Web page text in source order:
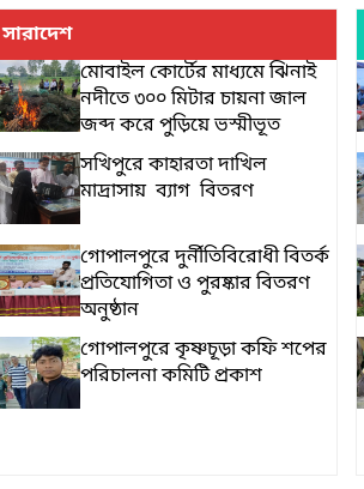
সারাদেশ
মোবাইল কোর্টের মাধ্যমে ঝিনাই
নদীতে ৩০০ মিটার চায়না জাল
জব্দ করে পুড়িয়ে ভস্মীভূত
সখিপুরে কাহারতা দাখিল
মাদ্রাসায় ব্যাগ বিতরণ
গোপালপুরে দুর্নীতিবিরোধী বিতর্ক
প্রতিযোগিতা ও পুরষ্কার বিতরণ
অনুষ্ঠান
গোপালপুরে কৃষ্ণচূড়া কফি শপের
পরিচালনা কমিটি প্রকাশ